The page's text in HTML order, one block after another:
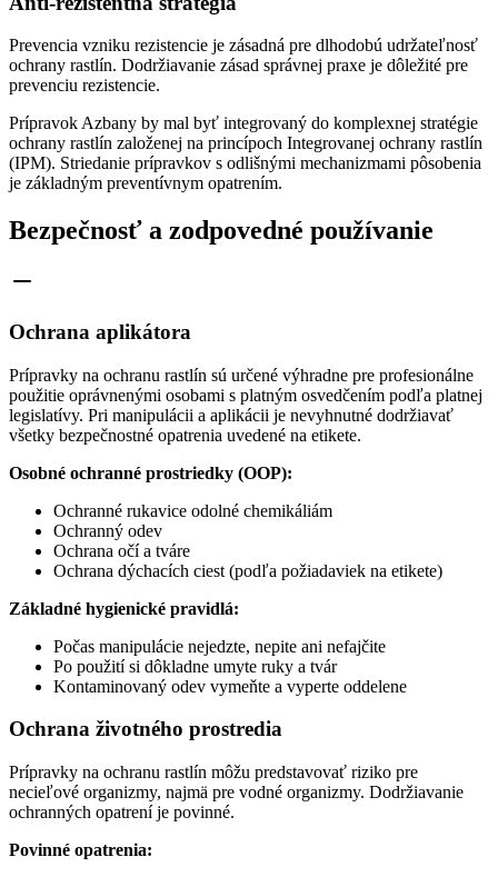
Prevencia vzniku rezistencie je zásadná pre dlhodobú udržateľnosť
ochrany rastlín. Dodržiavanie zásad správnej praxe je dôležité pre
prevenciu rezistencie.
Prípravok Azbany by mal byť integrovaný do komplexnej stratégie
ochrany rastlín založenej na princípoch Integrovanej ochrany rastlín
(IPM). Striedanie prípravkov s odlišnými mechanizmami pôsobenia
je základným preventívnym opatrením.
Bezpečnosť a zodpovedné používanie
Ochrana aplikátora
Prípravky na ochranu rastlín sú určené výhradne pre profesionálne
použitie oprávnenými osobami s platným osvedčením podľa platnej
legislatívy. Pri manipulácii a aplikácii je nevyhnutné dodržiavať
všetky bezpečnostné opatrenia uvedené na etikete.
Osobné ochranné prostriedky (OOP):
Ochranné rukavice odolné chemikáliám
Ochranný odev
Ochrana očí a tváre
Ochrana dýchacích ciest (podľa požiadaviek na etikete)
Základné hygienické pravidlá:
Počas manipulácie nejedzte, nepite ani nefajčite
Po použití si dôkladne umyte ruky a tvár
Kontaminovaný odev vymeňte a vyperte oddelene
Ochrana životného prostredia
Prípravky na ochranu rastlín môžu predstavovať riziko pre
necieľové organizmy, najmä pre vodné organizmy. Dodržiavanie
ochranných opatrení je povinné.
Povinné opatrenia: